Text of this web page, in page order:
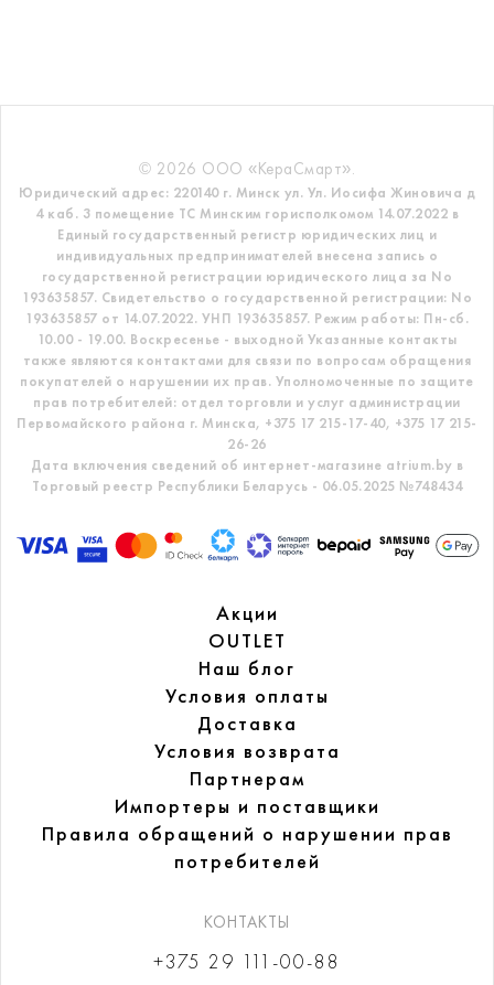
© 2026 ООО «КераСмарт».
Юридический адрес: 220140 г. Минск ул. Ул. Иосифа Жиновича д
4 каб. 3 помещение ТС Минским горисполкомом 14.07.2022 в
Единый государственный регистр юридических лиц и
индивидуальных предпринимателей внесена запись о
государственной регистрации юридического лица за No
193635857. Свидетельство о государственной регистрации: No
193635857 от 14.07.2022. УНП 193635857. Режим работы: Пн-сб.
10.00 - 19.00. Воскресенье - выходной Указанные контакты
также являются контактами для связи по вопросам обращения
покупателей о нарушении их прав. Уполномоченные по защите
прав потребителей: отдел торговли и услуг администрации
Первомайского района г. Минска, +375 17 215-17-40, +375 17 215-
26-26
Дата включения сведений об интернет-магазине atrium.by в
Торговый реестр Республики Беларусь - 06.05.2025 №748434
Акции
OUTLET
Наш блог
Условия оплаты
Доставка
Условия возврата
Партнерам
Импортеры и поставщики
Правила обращений о нарушении прав
потребителей
КОНТАКТЫ
+375 29 111-00-88